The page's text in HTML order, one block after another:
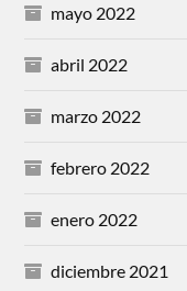
mayo 2022
abril 2022
marzo 2022
febrero 2022
enero 2022
diciembre 2021